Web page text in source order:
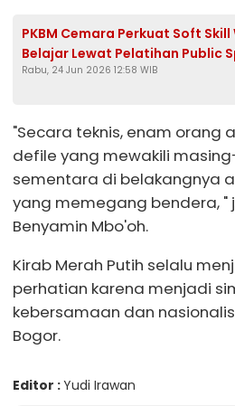
PKBM Cemara Perkuat Soft
Belajar Lewat Pelatihan Public
Rabu, 24 Jun 2026 12:58 WIB
"Secara teknis, enam orang
defile yang mewakili
sementara di belakangnya
yang memegang bendera, "
Benyamin Mbo'oh.
Kirab Merah Putih selalu
perhatian karena menjadi
kebersamaan dan
Bogor.
Editor :Yudi Irawan